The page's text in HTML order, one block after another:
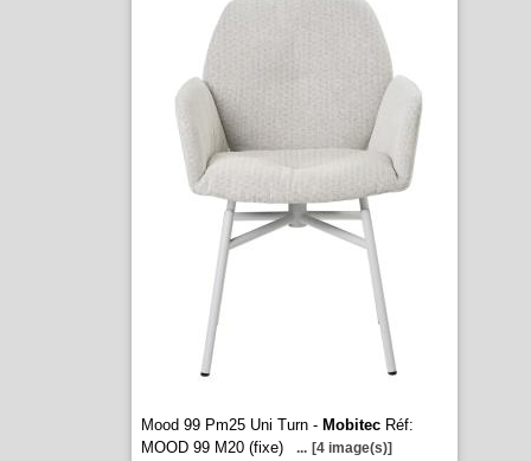
Mood 99 Pm25 Uni Turn - MobitecRéf:
MOOD 99 M20 (fixe)
... [4 image(s)]